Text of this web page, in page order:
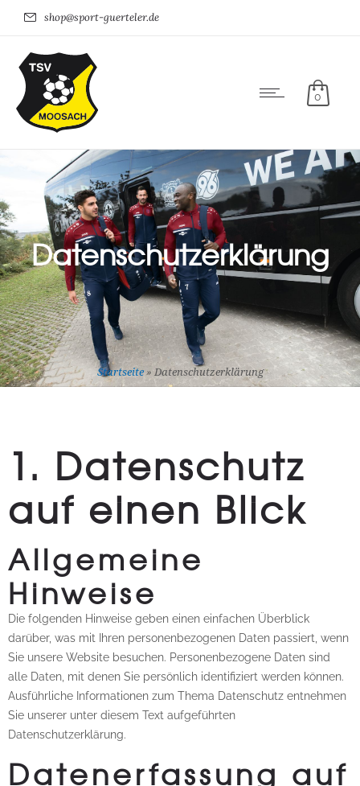
shop@sport-guerteler.de
0
Datenschutzerklärung
Startseite»Datenschutzerklärung
1. Datenschutz
auf einen Blick
Allgemeine
Hinweise
Die folgenden Hinweise geben einen einfachen Überblick
darüber, was mit Ihren personenbezogenen Daten passiert, wenn
Sie unsere Website besuchen. Personenbezogene Daten sind
alle Daten, mit denen Sie persönlich identifiziert werden können.
Ausführliche Informationen zum Thema Datenschutz entnehmen
Sie unserer unter diesem Text aufgeführten
Datenschutzerklärung.
Datenerfassung auf